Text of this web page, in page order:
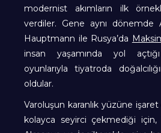
modernist akımların ilk
verdiler. Gene aynı dönemde
Hauptmann ile Rusya’da
insan yaşamında yol
oyunlarıyla tiyatroda
oldular.
Varoluşun karanlık yüzüne
kolayca seyirci çekmediği için,